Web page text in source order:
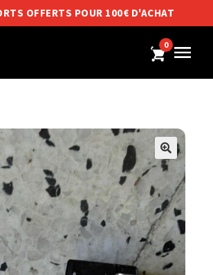
OFFERTS POUR 100€ D'ACHAT
0